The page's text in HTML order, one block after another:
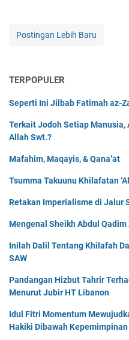
Postingan Lebih Baru
TERPOPULER
Seperti Ini Jilbab Fatimah az-
Terkait Jodoh Setiap Manusia,
Allah Swt.?
Mafahim, Maqayis, & Qana’at
Tsumma Takuunu Khilafatan
Retakan Imperialisme di Jalur
Mengenal Sheikh Abdul
Inilah Dalil Tentang Khilafah
SAW
Pandangan Hizbut Tahrir
Menurut Jubir HT Libanon
Idul Fitri Momentum
Hakiki Dibawah